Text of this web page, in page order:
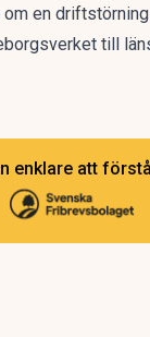
om en
till
enklare att